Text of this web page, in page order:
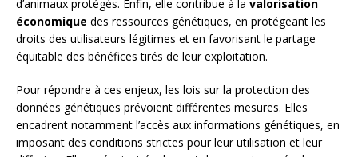
d’animaux protégés. Enfin, elle contribue à la valorisation
économique des ressources génétiques, en protégeant les
droits des utilisateurs légitimes et en favorisant le partage
équitable des bénéfices tirés de leur exploitation.
Pour répondre à ces enjeux, les lois sur la protection des
données génétiques prévoient différentes mesures. Elles
encadrent notamment l’accès aux informations génétiques, en
imposant des conditions strictes pour leur utilisation et leur